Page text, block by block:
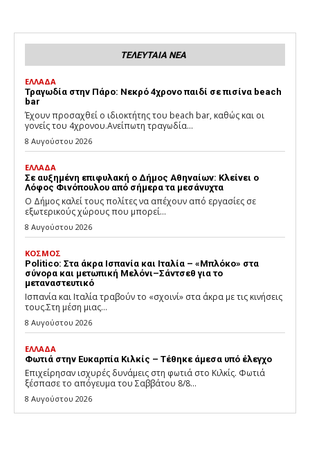
ΤΕΛΕΥΤΑΙΑ ΝΕΑ
ΕΛΛΑΔΑ
Τραγωδία στην Πάρο: Νεκρό 4χρονο παιδί σε πισίνα beach
bar
Έχουν προσαχθεί ο ιδιοκτήτης του beach bar, καθώς και οι
γονείς του 4χρονου.Ανείπωτη τραγωδία...
8 Αυγούστου 2026
ΕΛΛΑΔΑ
Σε αυξημένη επιφυλακή ο Δήμος Αθηναίων: Κλείνει ο
Λόφος Φινόπουλου από σήμερα τα μεσάνυχτα
Ο Δήμος καλεί τους πολίτες να απέχουν από εργασίες σε
εξωτερικούς χώρους που μπορεί...
8 Αυγούστου 2026
ΚΟΣΜΟΣ
Politico: Στα άκρα Ισπανία και Ιταλία – «Μπλόκο» στα
σύνορα και μετωπική Μελόνι–Σάντσεθ για το
μεταναστευτικό
Ισπανία και Ιταλία τραβούν το «σχοινί» στα άκρα με τις κινήσεις
τους.Στη μέση μιας...
8 Αυγούστου 2026
ΕΛΛΑΔΑ
Φωτιά στην Ευκαρπία Κιλκίς – Τέθηκε άμεσα υπό έλεγχο
Επιχείρησαν ισχυρές δυνάμεις στη φωτιά στο Κιλκίς. Φωτιά
ξέσπασε το απόγευμα του Σαββάτου 8/8...
8 Αυγούστου 2026